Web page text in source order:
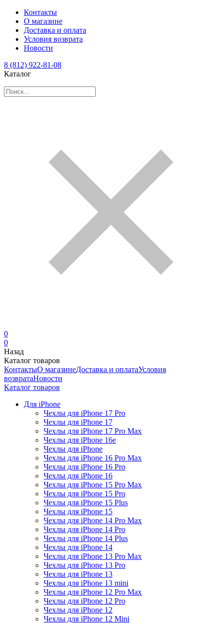
Контакты
О магазине
Доставка и оплата
Условия возврата
Новости
8 (812) 922-81-08
Каталог
0
0
Назад
Каталог товаров
КонтактыО магазинеДоставка и оплатаУсловия
возвратаНовости
Каталог товаров
Для iPhone
Чехлы для iPhone 17 Pro
Чехлы для iPhone 17
Чехлы для iPhone 17 Pro Max
Чехлы для iPhone 16e
Чехлы для iPhone
Чехлы для iPhone 16 Pro Max
Чехлы для iPhone 16 Pro
Чехлы для iPhone 16
Чехлы для iPhone 15 Pro Max
Чехлы для iPhone 15 Pro
Чехлы для iPhone 15 Plus
Чехлы для iPhone 15
Чехлы для iPhone 14 Pro Max
Чехлы для iPhone 14 Pro
Чехлы для iPhone 14 Plus
Чехлы для iPhone 14
Чехлы для iPhone 13 Pro Max
Чехлы для iPhone 13 Pro
Чехлы для iPhone 13
Чехлы для iPhone 13 mini
Чехлы для iPhone 12 Pro Max
Чехлы для iPhone 12 Pro
Чехлы для iPhone 12
Чехлы для iPhone 12 Mini